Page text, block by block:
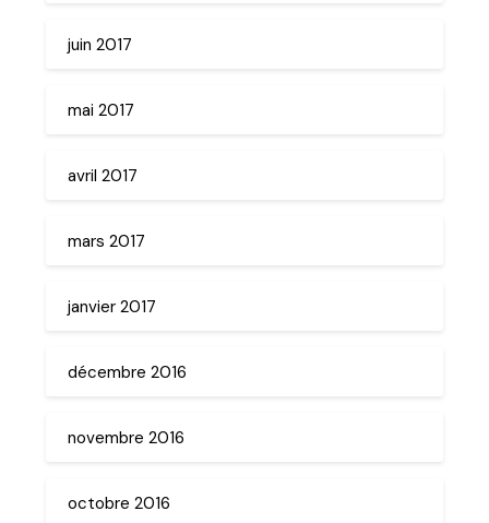
juin 2017
mai 2017
avril 2017
mars 2017
janvier 2017
décembre 2016
novembre 2016
octobre 2016